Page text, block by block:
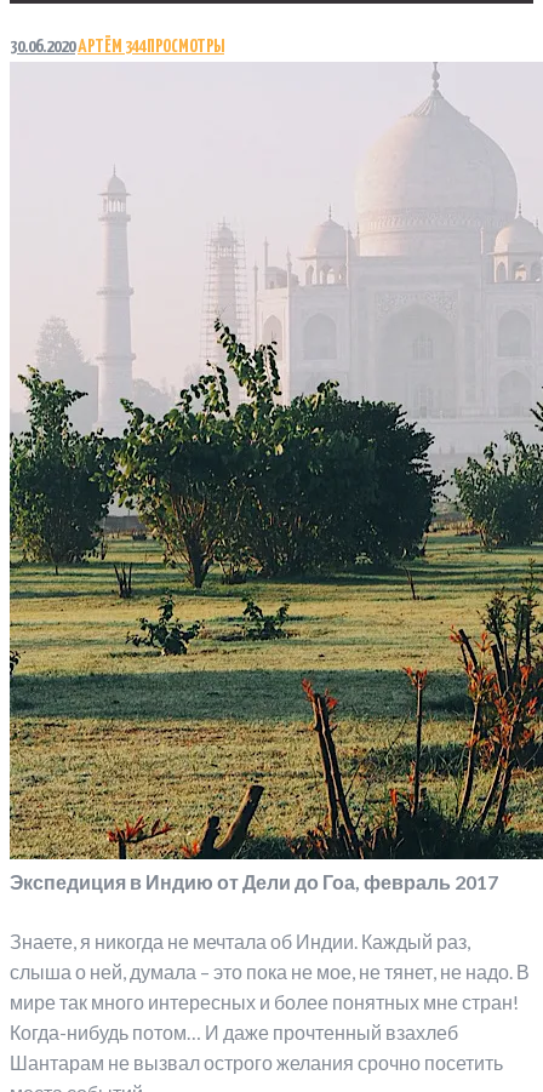
30.06.2020АРТЁМ 344 ПРОСМОТРЫ
Экспедиция в Индию от Дели до Гоа, февраль 2017
Знаете, я никогда не мечтала об Индии. Каждый раз,
слыша о ней, думала – это пока не мое, не тянет, не надо. В
мире так много интересных и более понятных мне стран!
Когда-нибудь потом… И даже прочтенный взахлеб
Шантарам не вызвал острого желания срочно посетить